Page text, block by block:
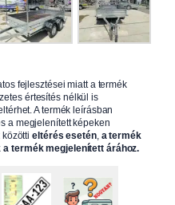
fejlesztései miatt a termék
értesítés nélkül is
A termék leírásban
a megjelenített képeken
közöttieltérés esetén, a termék
termék megjelenített árához.